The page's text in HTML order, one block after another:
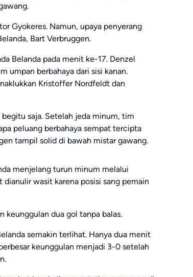
Gyokeres. Namun, upaya penyerang
Bart Verbruggen.
Belanda pada menit ke-17. Denzel
umpan berbahaya dari sisi kanan.
Kristoffer Nordfeldt dan
saja. Setelah jeda minum, tim
peluang berbahaya sempat tercipta
tampil solid di bawah mistar gawang.
menjelang turun minum melalui
wasit karena posisi sang pemain
keunggulan dua gol tanpa balas.
semakin terlihat. Hanya dua menit
keunggulan menjadi 3-0 setelah